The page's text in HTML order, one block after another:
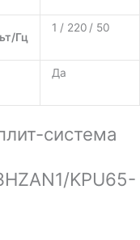
Гц
1 / 220 / 50
Да
система
KPU65-